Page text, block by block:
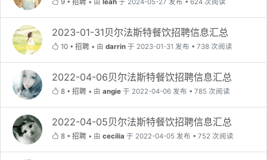
9 • 招聘 • 由 leah 于 2024-05-27 发布 • 624 次阅读
2023-01-31贝尔法斯特餐饮招聘信息汇总
10 • 招聘 • 由 darrin 于 2023-01-31 发布 • 738 次阅读
2022-04-06贝尔法斯特餐饮招聘信息汇总
8 • 招聘 • 由 angie 于 2022-04-06 发布 • 785 次阅读
2022-04-05贝尔法斯特餐饮招聘信息汇总
8 • 招聘 • 由 cecilia 于 2022-04-05 发布 • 752 次阅读